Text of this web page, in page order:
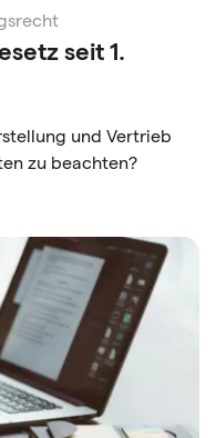
seit 1.
und Vertrieb
zu beachten?